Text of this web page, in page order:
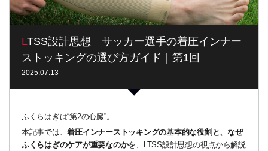
LTSS設計思想 サッカー選手の着圧インナー
ストッキングの選び方ガイド｜第1回
2025.07.13
ふくらはぎは“第2の心臓”。
本記事では、着圧インナーストッキングの基本的な役割と、なぜ
ふくらはぎのケアが重要なのかを、LTSS設計思想の視点から解説